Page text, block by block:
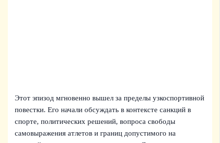
Этот эпизод мгновенно вышел за пределы узкоспортивной
повестки. Его начали обсуждать в контексте санкций в
спорте, политических решений, вопроса свободы
самовыражения атлетов и границ допустимого на